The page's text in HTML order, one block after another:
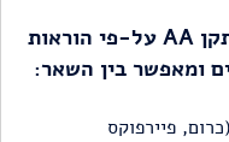
רמת הנגישות – האתר הותאם לתקן AA על-פי הוראות
פיירפוקס